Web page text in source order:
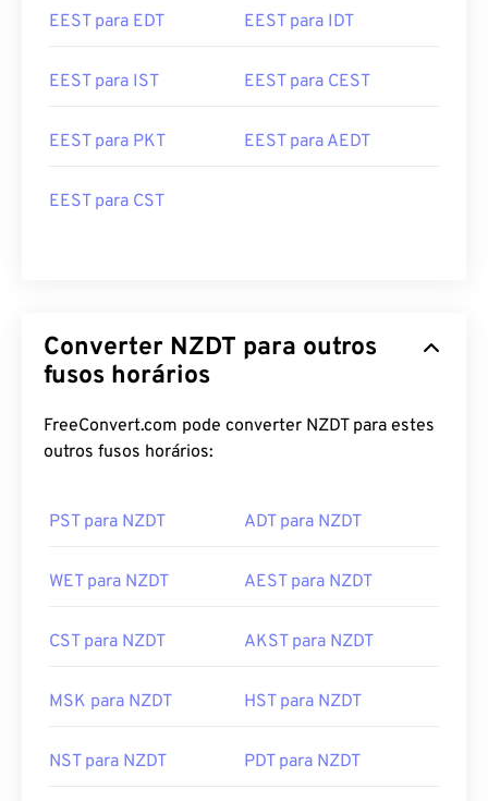
EEST para EDT EEST para IDT
EEST para IST EEST para CEST
EEST para PKT EEST para AEDT
EEST para CST
Converter NZDT para outros
fusos horários
FreeConvert.com pode converter NZDT para estes
outros fusos horários:
PST para NZDT ADT para NZDT
WET para NZDT AEST para NZDT
CST para NZDT AKST para NZDT
MSK para NZDT HST para NZDT
NST para NZDT PDT para NZDT